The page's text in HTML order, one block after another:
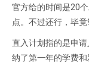
官方给的时间是20
点。不过还行，毕竟
直入计划指的是申
纳了第一年的学费和